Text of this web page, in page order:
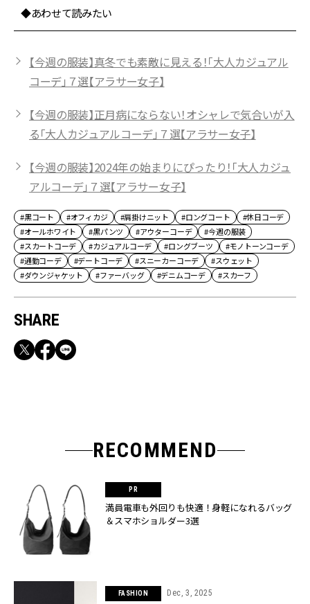
◆あわせて読みたい
【今週の服装】真冬でも素敵に見える！「大人カジュアル
コーデ」７選【アラサー女子】
【今週の服装】正月病にならない！オシャレで気合いが入
る「大人カジュアルコーデ」７選【アラサー女子】
【今週の服装】2024年の始まりにぴったり！「大人カジュ
アルコーデ」７選【アラサー女子】
#黒コート #オフィカジ #肩掛けニット #ロングコート
#休日コーデ
#オールホワイト
#黒パンツ #アウターコーデ
#今週の服装
#スカートコーデ
#カジュアルコーデ #ロングブーツ
#モノトーンコーデ
#通勤コーデ
#デートコーデ #スニーカーコーデ
#スウェット
#ダウンジャケット
#ファーバッグ #デニムコーデ #スカーフ
SHARE
RECOMMEND
満員電車も外回りも快適！身軽になれるバッグ
＆スマホショルダー3選
FASHION Dec, 3, 2025